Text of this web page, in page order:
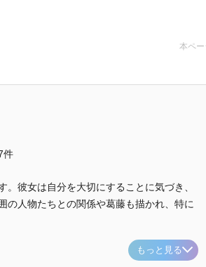
本ペ
件
彼女は自分を大切にすることに気づき、
の人物たちとの関係や葛藤も描かれ、特に
もっと見る